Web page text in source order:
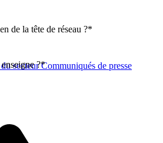
secteurCommuniqués de presse
de la tête de réseau ?*
?*